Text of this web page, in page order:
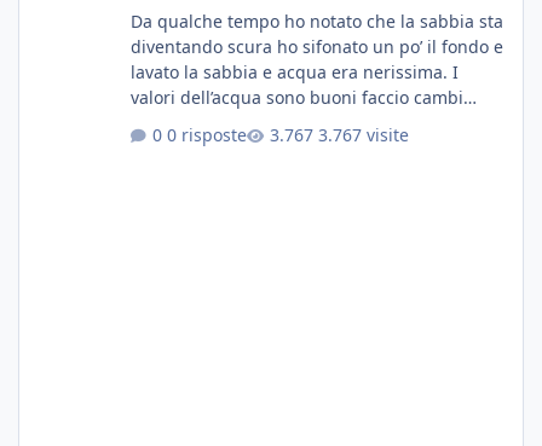
Da qualche tempo ho notato che la sabbia sta
diventando scura ho sifonato un po’ il fondo e
lavato la sabbia e acqua era nerissima. I
valori dell’acqua sono buoni faccio cambi
settimanali con ro. Poche piante e fondo. On
fertilizzato.le foglie delle piante sono
0 risposte 3.767 visite